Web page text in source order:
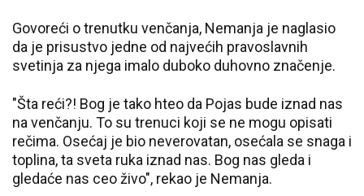
Govoreći o trenutku venčanja, Nemanja je naglasio
da je prisustvo jedne od najvećih pravoslavnih
svetinja za njega imalo duboko duhovno značenje.
"Šta reći?! Bog je tako hteo da Pojas bude iznad nas
na venčanju. To su trenuci koji se ne mogu opisati
rečima. Osećaj je bio neverovatan, osećala se snaga i
toplina, ta sveta ruka iznad nas. Bog nas gleda i
gledaće nas ceo živo", rekao je Nemanja.